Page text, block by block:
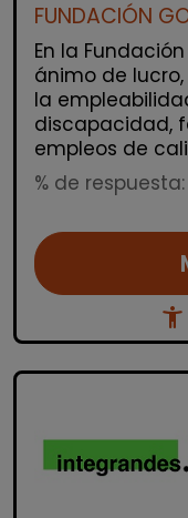
FUNDACIÓN
En la
ánimo de
la
discapacidad,
empleos de
% de respuesta:
accessibility_new